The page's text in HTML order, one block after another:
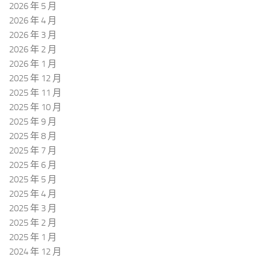
2026 年 5 月
2026 年 4 月
2026 年 3 月
2026 年 2 月
2026 年 1 月
2025 年 12 月
2025 年 11 月
2025 年 10 月
2025 年 9 月
2025 年 8 月
2025 年 7 月
2025 年 6 月
2025 年 5 月
2025 年 4 月
2025 年 3 月
2025 年 2 月
2025 年 1 月
2024 年 12 月